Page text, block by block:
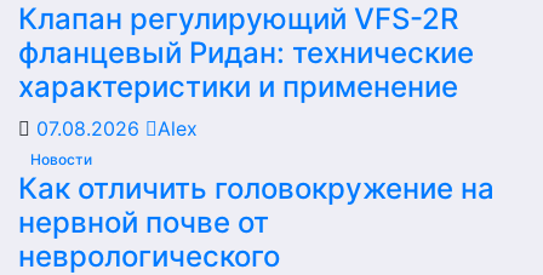
Клапан регулирующий VFS-2R
фланцевый Ридан: технические
характеристики и применение
07.08.2026 Alex
Новости
Как отличить головокружение на
нервной почве от
неврологического